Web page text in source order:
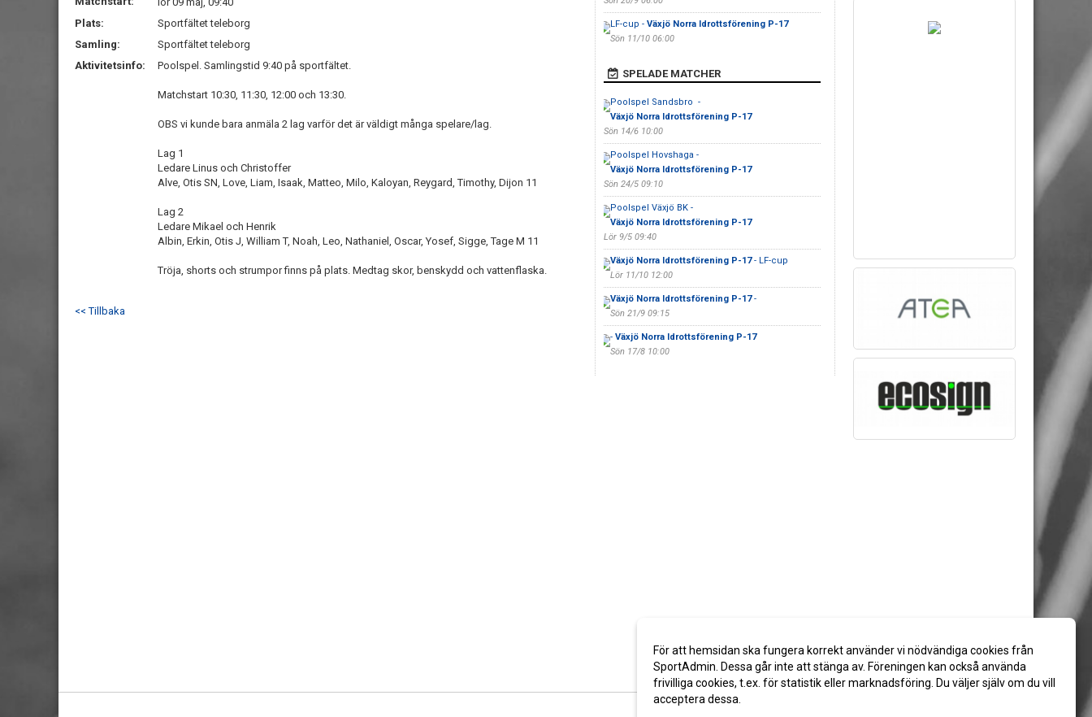
Plats:
Sportfältet teleborg
Samling:
Sportfältet teleborg
Aktivitetsinfo:
Poolspel. Samlingstid 9:40 på sportfältet.
Matchstart 10:30, 11:30, 12:00 och 13:30.
OBS vi kunde bara anmäla 2 lag varför det är väldigt många spelare/lag.
Lag 1
Ledare Linus och Christoffer
Alve, Otis SN, Love, Liam, Isaak, Matteo, Milo, Kaloyan, Reygard, Timothy, Dijon 11
Lag 2
Ledare Mikael och Henrik
Albin, Erkin, Otis J, William T, Noah, Leo, Nathaniel, Oscar, Yosef, Sigge, Tage M 11
Tröja, shorts och strumpor finns på plats. Medtag skor, benskydd och vattenflaska.
<< Tillbaka
LF-cup - Växjö Norra Idrottsförening P-17
Sön 11/10 06:00
SPELADE MATCHER
Poolspel Sandsbro -
Växjö Norra Idrottsförening P-17
Sön 14/6 10:00
Poolspel Hovshaga -
Växjö Norra Idrottsförening P-17
Sön 24/5 09:10
Poolspel Växjö BK -
Växjö Norra Idrottsförening P-17
Lör 9/5 09:40
Växjö Norra Idrottsförening P-17- LF-cup
Lör 11/10 12:00
Växjö Norra Idrottsförening P-17-
Sön 21/9 09:15
- Växjö Norra Idrottsförening P-17
Sön 17/8 10:00
För att hemsidan ska fungera korrekt använder vi nödvändiga cookies från
SportAdmin. Dessa går inte att stänga av. Föreningen kan också använda
frivilliga cookies, t.ex. för statistik eller marknadsföring. Du väljer själv om du vill
acceptera dessa.